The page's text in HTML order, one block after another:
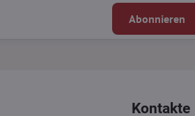
Abonnieren
Kontakte